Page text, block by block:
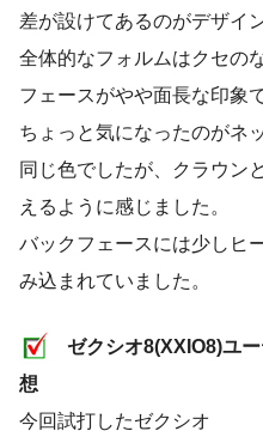
差が設けてあるのがデザイ
全体的なフォルムはクセの
フェースがやや面長な印象で
ちょっと気になったのがネ
同じ色でしたが、クラウン
えるように感じました。
バックフェースには少しヒ
み込まれていました。
ゼクシオ8(XXIO8)ユ
想
今回試打したゼクシオ